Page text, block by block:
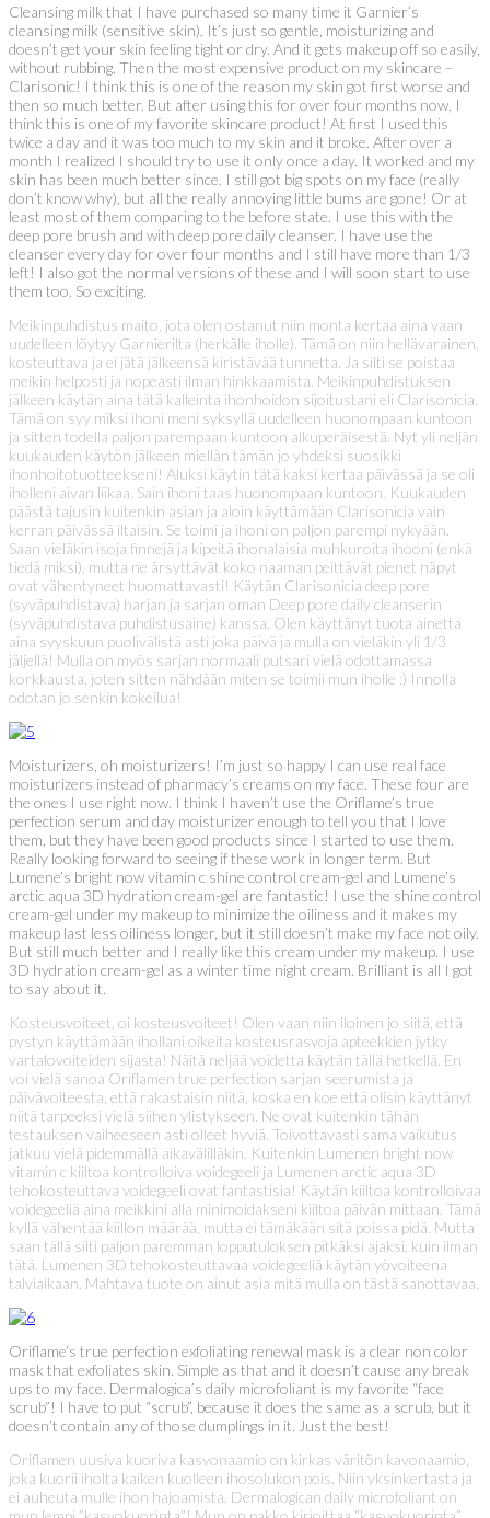
Cleansing milk that I have purchased so many time it Garnier’s
cleansing milk (sensitive skin). It’s just so gentle, moisturizing and
doesn’t get your skin feeling tight or dry. And it gets makeup off so easily,
without rubbing. Then the most expensive product on my skincare –
Clarisonic! I think this is one of the reason my skin got first worse and
then so much better. But after using this for over four months now, I
think this is one of my favorite skincare product! At first I used this
twice a day and it was too much to my skin and it broke. After over a
month I realized I should try to use it only once a day. It worked and my
skin has been much better since. I still got big spots on my face (really
don’t know why), but all the really annoying little bums are gone! Or at
least most of them comparing to the before state. I use this with the
deep pore brush and with deep pore daily cleanser. I have use the
cleanser every day for over four months and I still have more than 1/3
left! I also got the normal versions of these and I will soon start to use
them too. So exciting.
Meikinpuhdistus maito, jota olen ostanut niin monta kertaa aina vaan
uudelleen löytyy Garnierilta (herkälle iholle). Tämä on niin hellävarainen,
kosteuttava ja ei jätä jälkeensä kiristävää tunnetta. Ja silti se poistaa
meikin helposti ja nopeasti ilman hinkkaamista. Meikinpuhdistuksen
jälkeen käytän aina tätä kalleinta ihonhoidon sijoitustani eli Clarisonicia.
Tämä on syy miksi ihoni meni syksyllä uudelleen huonompaan kuntoon
ja sitten todella paljon parempaan kuntoon alkuperäisestä. Nyt yli neljän
kuukauden käytön jälkeen miellän tämän jo yhdeksi suosikki
ihonhoitotuotteekseni! Aluksi käytin tätä kaksi kertaa päivässä ja se oli
iholleni aivan liikaa. Sain ihoni taas huonompaan kuntoon. Kuukauden
päästä tajusin kuitenkin asian ja aloin käyttämään Clarisonicia vain
kerran päivässä iltaisin. Se toimi ja ihoni on paljon parempi nykyään.
Saan vieläkin isoja finnejä ja kipeitä ihonalaisia muhkuroita ihooni (enkä
tiedä miksi), mutta ne ärsyttävät koko naaman peittävät pienet näpyt
ovat vähentyneet huomattavasti! Käytän Clarisonicia deep pore
(syväpuhdistava) harjan ja sarjan oman Deep pore daily cleanserin
(syväpuhdistava puhdistusaine) kanssa. Olen käyttänyt tuota ainetta
aina syyskuun puolivälistä asti joka päivä ja mulla on vieläkin yli 1/3
jäljellä! Mulla on myös sarjan normaali putsari vielä odottamassa
korkkausta, joten sitten nähdään miten se toimii mun iholle :) Innolla
odotan jo senkin kokeilua!
Moisturizers, oh moisturizers! I’m just so happy I can use real face
moisturizers instead of pharmacy’s creams on my face. These four are
the ones I use right now. I think I haven’t use the Oriflame’s true
perfection serum and day moisturizer enough to tell you that I love
them, but they have been good products since I started to use them.
Really looking forward to seeing if these work in longer term. But
Lumene’s bright now vitamin c shine control cream-gel and Lumene’s
arctic aqua 3D hydration cream-gel are fantastic! I use the shine control
cream-gel under my makeup to minimize the oiliness and it makes my
makeup last less oiliness longer, but it still doesn’t make my face not oily.
But still much better and I really like this cream under my makeup. I use
3D hydration cream-gel as a winter time night cream. Brilliant is all I got
to say about it.
Kosteusvoiteet, oi kosteusvoiteet! Olen vaan niin iloinen jo siitä, että
pystyn käyttämään ihollani oikeita kosteusrasvoja apteekkien jytky
vartalovoiteiden sijasta! Näitä neljää voidetta käytän tällä hetkellä. En
voi vielä sanoa Oriflamen true perfection sarjan seerumista ja
päivävoiteesta, että rakastaisin niitä, koska en koe että olisin käyttänyt
niitä tarpeeksi vielä siihen ylistykseen. Ne ovat kuitenkin tähän
testauksen vaiheeseen asti olleet hyviä. Toivottavasti sama vaikutus
jatkuu vielä pidemmällä aikavälilläkin. Kuitenkin Lumenen bright now
vitamin c kiiltoa kontrolloiva voidegeeli ja Lumenen arctic aqua 3D
tehokosteuttava voidegeeli ovat fantastisia! Käytän kiiltoa kontrolloivaa
voidegeeliä aina meikkini alla minimoidakseni kiiltoa päivän mittaan. Tämä
kyllä vähentää kiillon määrää, mutta ei tämäkään sitä poissa pidä. Mutta
saan tällä silti paljon paremman lopputuloksen pitkäksi ajaksi, kuin ilman
tätä. Lumenen 3D tehokosteuttavaa voidegeeliä käytän yövoiteena
talviaikaan. Mahtava tuote on ainut asia mitä mulla on tästä sanottavaa.
Oriflame’s true perfection exfoliating renewal mask is a clear non color
mask that exfoliates skin. Simple as that and it doesn’t cause any break
ups to my face. Dermalogica’s daily microfoliant is my favorite “face
scrub”! I have to put “scrub”, because it does the same as a scrub, but it
doesn’t contain any of those dumplings in it. Just the best!
Oriflamen uusiva kuoriva kasvonaamio on kirkas väritön kavonaamio,
joka kuorii iholta kaiken kuolleen ihosolukon pois. Niin yksinkertasta ja
ei auheuta mulle ihon hajoamista. Dermalogican daily microfoliant on